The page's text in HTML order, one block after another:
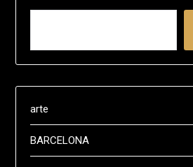
arte
BARCELONA